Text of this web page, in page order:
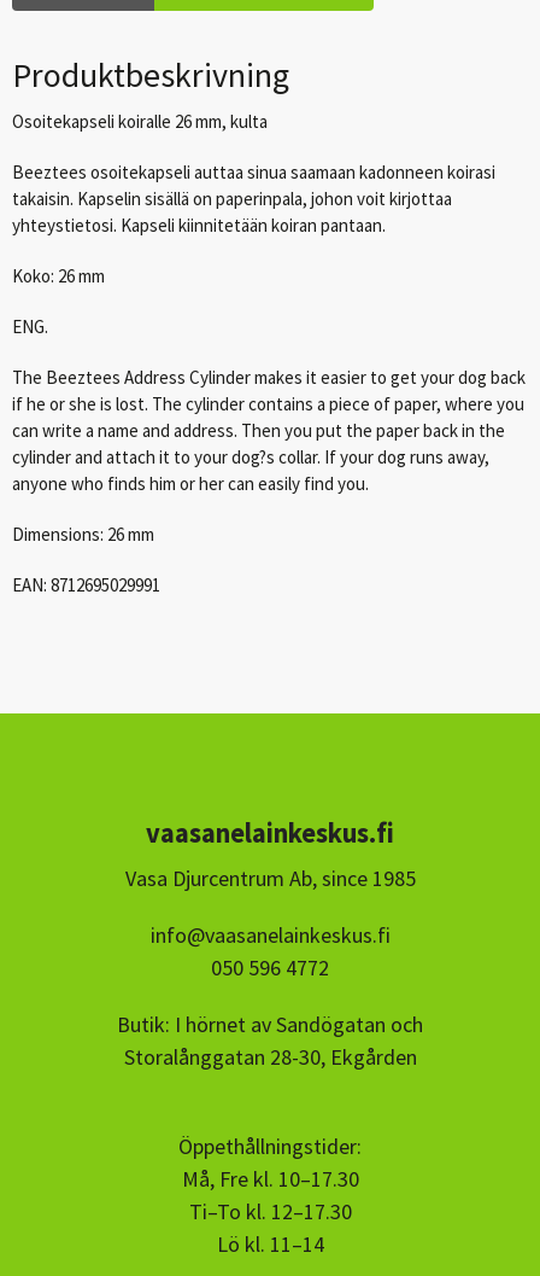
Produktbeskrivning
Osoitekapseli koiralle 26 mm, kulta
Beeztees osoitekapseli auttaa sinua saamaan kadonneen koirasi
takaisin. Kapselin sisällä on paperinpala, johon voit kirjottaa
yhteystietosi. Kapseli kiinnitetään koiran pantaan.
Koko: 26 mm
ENG.
The Beeztees Address Cylinder makes it easier to get your dog back
if he or she is lost. The cylinder contains a piece of paper, where you
can write a name and address. Then you put the paper back in the
cylinder and attach it to your dog?s collar. If your dog runs away,
anyone who finds him or her can easily find you.
Dimensions: 26 mm
EAN: 8712695029991
vaasanelainkeskus.fi
Vasa Djurcentrum Ab, since 1985
info@vaasanelainkeskus.fi
050 596 4772
Butik: I hörnet av Sandögatan och
Storalånggatan 28-30, Ekgården
Öppethållningstider:
Må, Fre kl. 10–17.30
Ti–To kl. 12–17.30
Lö kl. 11–14